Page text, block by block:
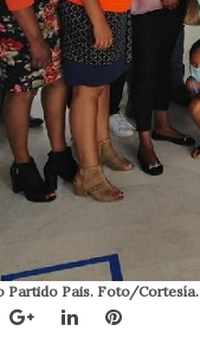
Partido Pais. Foto/Cortesía.
Google+LinkedInPinterest